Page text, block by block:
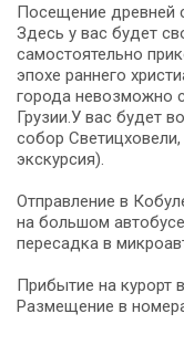
Посещение древней
Здесь у вас будет
самостоятельно
эпохе раннего
города невозможно
Грузии.У вас будет
собор
экскурсия).
Отправление в
на большом
пересадка в
Прибытие на курорт
Размещение в